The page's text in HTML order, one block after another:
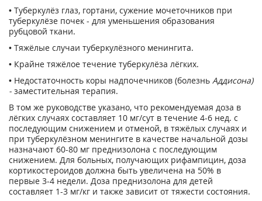
• Туберкулёз глаз, гортани, сужение мочеточников при
туберкулёзе почек - для уменьшения образования
рубцовой ткани.
• Тяжёлые случаи туберкулёзного менингита.
• Крайне тяжёлое течение туберкулёза лёгких.
• Недостаточность коры надпочечников (болезнь Аддисона)
- заместительная терапия.
В том же руководстве указано, что рекомендуемая доза в
лёгких случаях составляет 10 мг/сут в течение 4-6 нед. с
последующим снижением и отменой, в тяжёлых случаях и
при туберкулёзном менингите в качестве начальной дозы
назначают 60-80 мг преднизолона с последующим
снижением. Для больных, получающих рифампицин, доза
кортикостероидов должна быть увеличена на 50% в
первые 3-4 недели. Доза преднизолона для детей
составляет 1-3 мг/кг и также зависит от тяжести состояния.